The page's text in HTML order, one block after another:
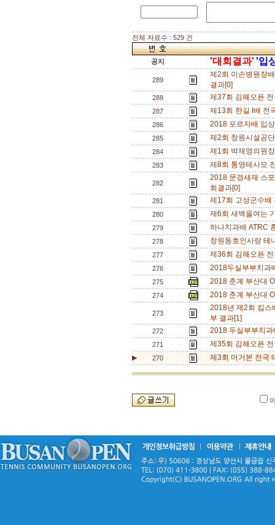
전체 자료수 : 529 건
공지 '대회결과' '입
289
제2회 이손병원장
결과[0]
288 제37회 김해오픈
287 제13회 한길 I배 전
286 2018 포르자배 입
285 제2회 창원시설공
284 제1회 박재영의원
283 제8회 통영테사모
282
2018 문경새재 스
회결과[0]
281 제17회 고성군수
280 제6회 새벽을여는
279 하나치과배 ATRC
278 창원동호인사랑
277 제36회 김해오픈
276 2018두실부부치과
275 2018 춘계 부산대
274 2018 춘계 부산대
273
2018년 제2회 킴스
부 결과[1]
272 2018 두실부부치
271 제35회 김해오픈
▶ 270 제3회 머거본 전국